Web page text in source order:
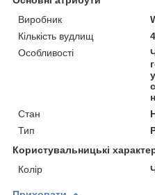
Виробник
Кількість вудлищ
4
Особливості
Стан
Тип
Користувальницькі
Колір